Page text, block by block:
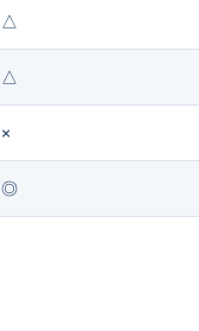
△
△
×
◎